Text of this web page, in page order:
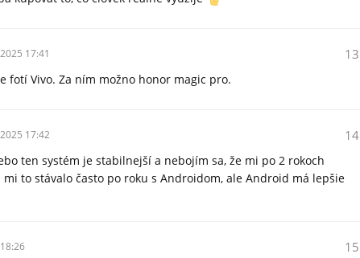
13
2025 17:41
fotí Vivo. Za ním možno honor magic pro.
14
2025 17:42
ten systém je stabilnejší a nebojím sa, že mi po 2 rokoch
mi to stávalo často po roku s Androidom, ale Android má lepšie
15